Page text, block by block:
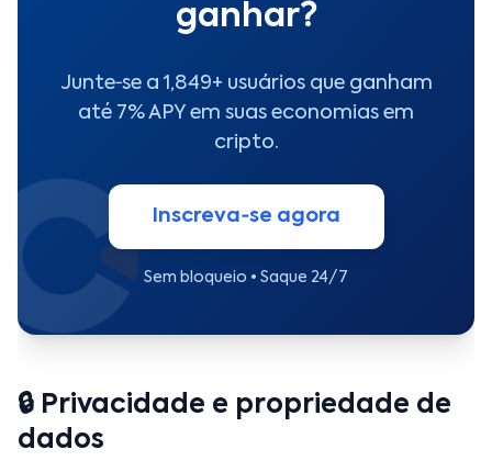
ganhar?
Junte‑se a 1,849+ usuários que ganham
até 7% APY em suas economias em
cripto.
Inscreva‑se agora
Sem bloqueio • Saque 24/7
🔒 Privacidade e propriedade de
dados